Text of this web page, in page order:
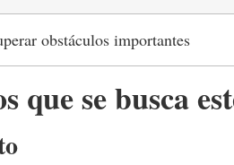
obstáculos importantes
que se busca